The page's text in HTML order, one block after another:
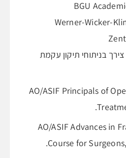
BGU
Werner-Wicker-
בניתוחי תיקון עקמת
2010 AO/ASIF Principals of
2013 AO/ASIF Advances
Course for